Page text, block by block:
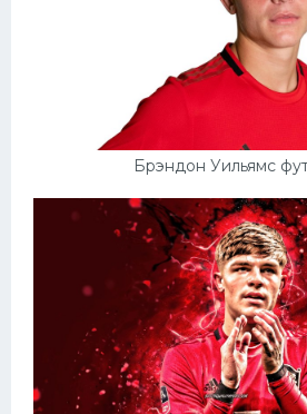
Брэндон Уильямс